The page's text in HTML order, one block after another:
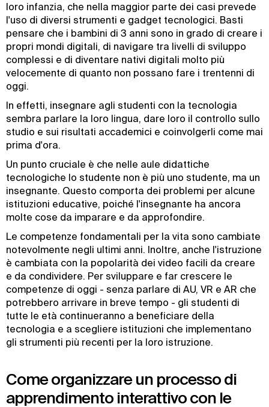
loro infanzia, che nella maggior parte dei casi prevede
l'uso di diversi strumenti e gadget tecnologici. Basti
pensare che i bambini di 3 anni sono in grado di creare i
propri mondi digitali, di navigare tra livelli di sviluppo
complessi e di diventare nativi digitali molto più
velocemente di quanto non possano fare i trentenni di
oggi.
In effetti, insegnare agli studenti con la tecnologia
sembra parlare la loro lingua, dare loro il controllo sullo
studio e sui risultati accademici e coinvolgerli come mai
prima d'ora.
Un punto cruciale è che nelle aule didattiche
tecnologiche lo studente non è più uno studente, ma un
insegnante. Questo comporta dei problemi per alcune
istituzioni educative, poiché l'insegnante ha ancora
molte cose da imparare e da approfondire.
Le competenze fondamentali per la vita sono cambiate
notevolmente negli ultimi anni. Inoltre, anche l'istruzione
è cambiata con la popolarità dei video facili da creare
e da condividere. Per sviluppare e far crescere le
competenze di oggi - senza parlare di AU, VR e AR che
potrebbero arrivare in breve tempo - gli studenti di
tutte le età continueranno a beneficiare della
tecnologia e a scegliere istituzioni che implementano
gli strumenti più recenti per la loro istruzione.
Come organizzare un processo di
apprendimento interattivo con le